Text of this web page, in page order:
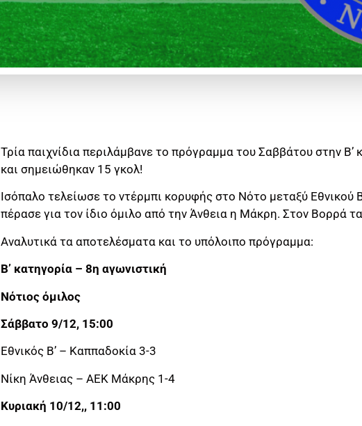
Τρία παιχνίδια περιλάμβανε το πρόγραμμα του Σαββάτου στην
και σημειώθηκαν 15 γκολ!
Ισόπαλο τελείωσε το ντέρμπι κορυφής στο Νότο μεταξύ Εθνικού
πέρασε για τον ίδιο όμιλο από την Άνθεια η Μάκρη. Στον Βορρά
Αναλυτικά τα αποτελέσματα και το υπόλοιπο πρόγραμμα:
Β’ κατηγορία – 8η αγωνιστική
Νότιος όμιλος
Σάββατο 9/12, 15:00
Εθνικός Β’ – Καππαδοκία 3-3
Νίκη Άνθειας – ΑΕΚ Μάκρης 1-4
Κυριακή 10/12,, 11:00